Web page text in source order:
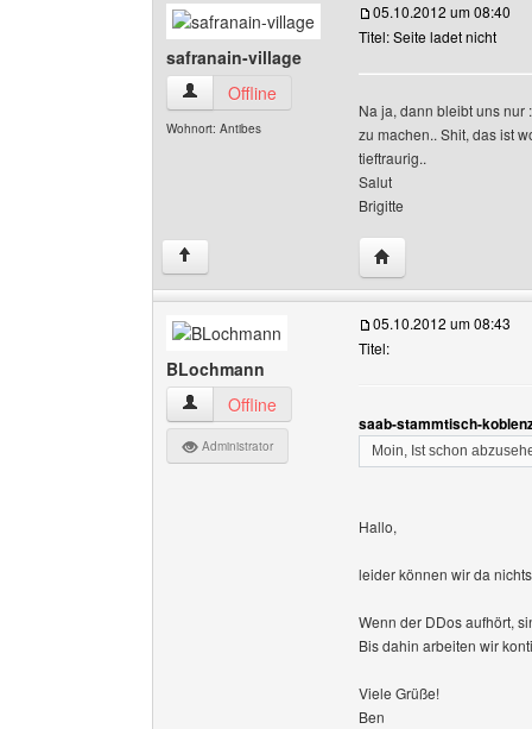
safranain-village
safranain-village Benutzer-Profile anzeigen
Offline
Wohnort: Antibes
05.10.2012 um 08:40
Titel: Seite ladet nicht
Na ja, dann bleibt uns nur
zu machen.. Shit, das ist
tieftraurig..
Salut
Brigitte
↑ Website dieses
BLochmann
BLochmann Benutzer-Profile anzeigen
Offline
Administrator
05.10.2012 um 08:43
Titel:
saab-stammtisch-
Moin, Ist schon
Hallo,
leider können wir da
Wenn der DDos aufhört,
Bis dahin arbeiten wir
Viele Grüße!
Ben